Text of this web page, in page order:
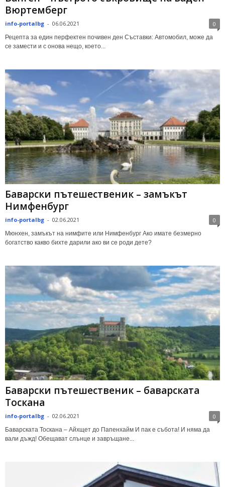
Вюртемберг
info-portalbg - 06.06.2021 0
Рецепта за един перфектен почивен ден Съставки: Автомобил, може да
се замести и с онова нещо, което...
Баварски пътешественик – замъкът
Нимфенбург
info-portalbg - 02.06.2021 0
Мюнхен, замъкът на нимфите или Нимфенбург Ако имате безмерно
богатство какво бихте дарили ако ви се роди дете?
Баварски пътешественик – баварската
Тоскана
info-portalbg - 02.06.2021 0
Баварската Тоскана – Айхщет до Папенхайм И пак е събота! И няма да
вали дъжд! Обещават слънце и завръщане...